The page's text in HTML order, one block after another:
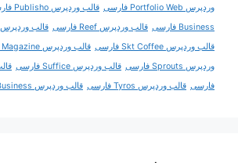
وردپرس Portfolio Web فارسی
قالب وردپرس Publisho فارسی
Business فارسی
قالب وردپرس Reef فارسی
قالب وردپرس Sauna Lite فارسی
قالب وردپرس Skt Coffee فارسی
قالب وردپرس Smart Magazine فارسی
وردپرس Sprouts فارسی
قالب وردپرس Suffice فارسی
فارسی قالب وردپرس Tyros فارسی قالب وردپرس Wen Business فارسی